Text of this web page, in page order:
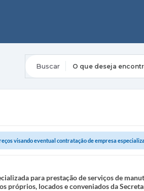
visando eventual contratação de empresa
para prestação de serviços de
próprios, locados e conveniados da